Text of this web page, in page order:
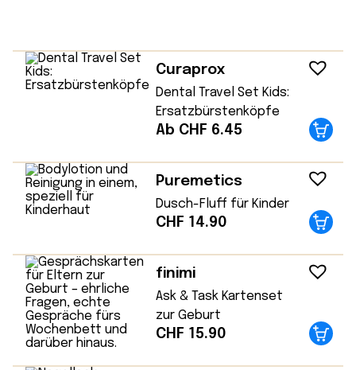
Curaprox
Dental Travel Set Kids:
Ersatzbürstenköpfe
Ab CHF 6.45
Puremetics
Dusch-Fluff für Kinder
CHF 14.90
finimi
Ask & Task Kartenset
zur Geburt
CHF 15.90